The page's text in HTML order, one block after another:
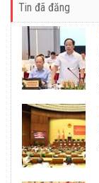
Tin đã đăng